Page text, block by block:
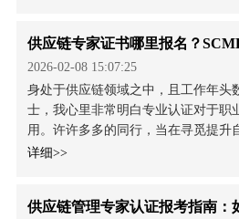
供应链专家证书哪里报名？
2026-02-08 15:07:25
身处于供应链领域之中，且工作年头
士，我心里非常明白专业认证对于职
用。许许多多的同行，当在寻觅提升
详细>>
供应链管理专家认证报考指南：